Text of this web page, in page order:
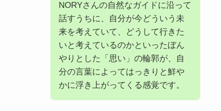
NORYさんの自然なガイドに沿って
話すうちに、自分が今どういう未
来を考えていて、どうして行きた
いと考えているのかといったぼん
やりとした「思い」の輪郭が、自
分の言葉によってはっきりと鮮や
かに浮き上がってくる感覚です。